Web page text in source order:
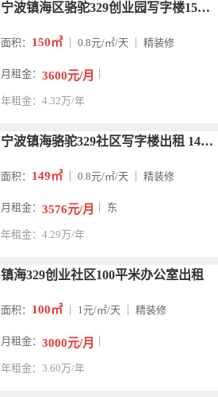
宁波镇海区骆驼329创业园写字楼150平办公空间带装修出租
面积： 150㎡｜ 0.8元/㎡/天 ｜ 精装修
月租金： 3600元/月
年租金：4.32万/年
宁波镇海骆驼329社区写字楼出租 149平米朝东
面积： 149㎡｜ 0.8元/㎡/天 ｜ 精装修
月租金： 3576元/月 ｜ 东
年租金：4.29万/年
镇海329创业社区100平米办公室出租
面积： 100㎡｜ 1元/㎡/天 ｜ 精装修
月租金： 3000元/月
年租金：3.60万/年